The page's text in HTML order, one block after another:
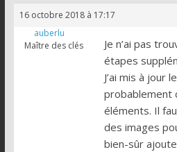
zombie
de
16 octobre 2018 à 17:17
auberlu
Maître des clés
Je n’ai pas
étapes
J’ai mis à jour
probablement
éléments. Il
des images
bien-sûr